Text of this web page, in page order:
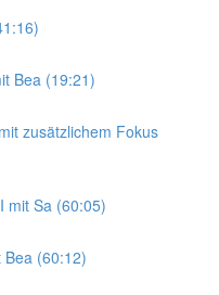
Bea (19:21)
zusätzlichem Fokus
mit Sa (60:05)
Bea (60:12)